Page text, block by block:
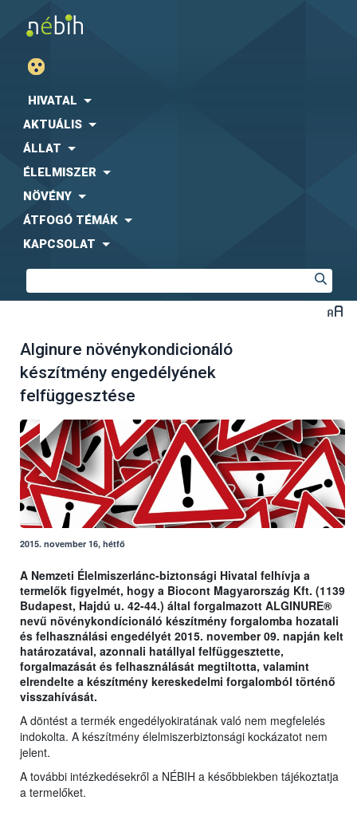
HIVATAL
AKTUÁLIS
ÁLLAT
ÉLELMISZER
NÖVÉNY
ÁTFOGÓ TÉMÁK
KAPCSOLAT
Alginure növénykondicionáló
készítmény engedélyének
felfüggesztése
2015. november 16, hétfő
A Nemzeti Élelmiszerlánc-biztonsági Hivatal felhívja a
termelők figyelmét, hogy a Biocont Magyarország Kft. (1139
Budapest, Hajdú u. 42-44.) által forgalmazott ALGINURE®
nevű növénykondícionáló készítmény forgalomba hozatali
és felhasználási engedélyét 2015. november 09. napján kelt
határozatával, azonnali hatállyal felfüggesztette,
forgalmazását és felhasználását megtiltotta, valamint
elrendelte a készítmény kereskedelmi forgalomból történő
visszahívását.
A döntést a termék engedélyokiratának való nem megfelelés
indokolta. A készítmény élelmiszerbiztonsági kockázatot nem
jelent.
A további intézkedésekről a NÉBIH a későbbiekben tájékoztatja
a termelőket.